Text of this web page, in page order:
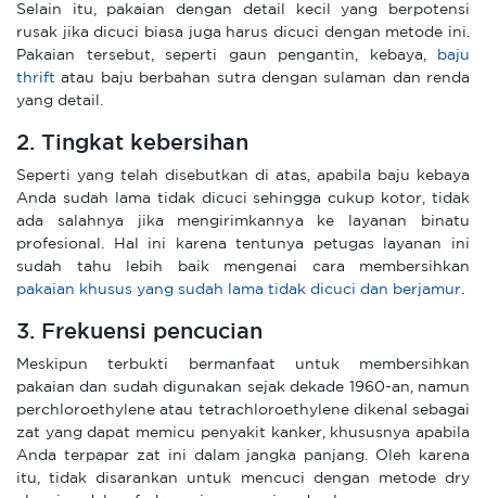
Selain itu, pakaian dengan detail kecil yang berpotensi
rusak jika dicuci biasa juga harus dicuci dengan metode ini.
Pakaian tersebut, seperti gaun pengantin, kebaya,
baju
thrift atau baju berbahan sutra dengan sulaman dan renda
yang detail.
2. Tingkat kebersihan
Seperti yang telah disebutkan di atas, apabila baju kebaya
Anda sudah lama tidak dicuci sehingga cukup kotor, tidak
ada salahnya jika mengirimkannya ke layanan binatu
profesional. Hal ini karena tentunya petugas layanan ini
sudah tahu lebih baik mengenai cara membersihkan
pakaian khusus yang sudah lama tidak dicuci dan berjamur
3. Frekuensi pencucian
Meskipun terbukti bermanfaat untuk membersihkan
pakaian dan sudah digunakan sejak dekade 1960-an, namun
perchloroethylene atau tetrachloroethylene dikenal sebagai
zat yang dapat memicu penyakit kanker, khususnya apabila
Anda terpapar zat ini dalam jangka panjang. Oleh karena
itu, tidak disarankan untuk mencuci dengan metode dry